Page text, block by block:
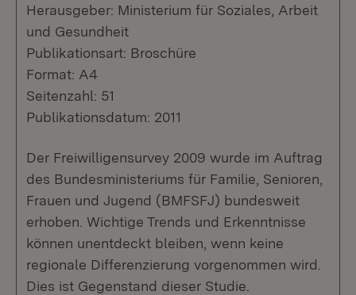
Herausgeber: Ministerium für Soziales, Arbeit
und Gesundheit
Publikationsart: Broschüre
Format: A4
Seitenzahl: 51
Publikationsdatum: 2011
Der Freiwilligensurvey 2009 wurde im Auftrag
des Bundesministeriums für Familie, Senioren,
Frauen und Jugend (BMFSFJ) bundesweit
erhoben. Wichtige Trends und Erkenntnisse
können unentdeckt bleiben, wenn keine
regionale Differenzierung vorgenommen wird.
Dies ist Gegenstand dieser Studie.